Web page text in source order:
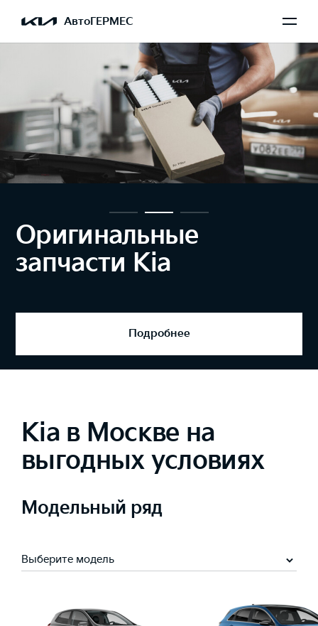
АвтоГЕРМЕС
Оригинальные
запчасти Kia
Подробнее
Kia в Москве на
выгодных условиях
Модельный ряд
Выберите модель